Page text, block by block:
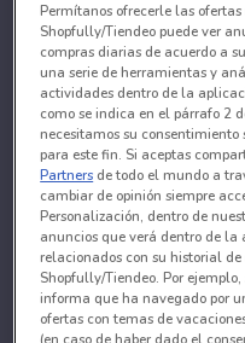
Permítanos ofrecerle las
Shopfully/Tiendeo puede ver
compras diarias de acuerdo a
una serie de herramientas y
actividades dentro de la
como se indica en el párrafo 2
necesitamos su consentimiento
para este fin. Si aceptas
Partners de todo el mundo a
cambiar de opinión siempre
Personalización, dentro de
anuncios que verá dentro de
relacionados con su historial
Shopfully/Tiendeo. Por
informa que ha navegado por
ofertas con temas de